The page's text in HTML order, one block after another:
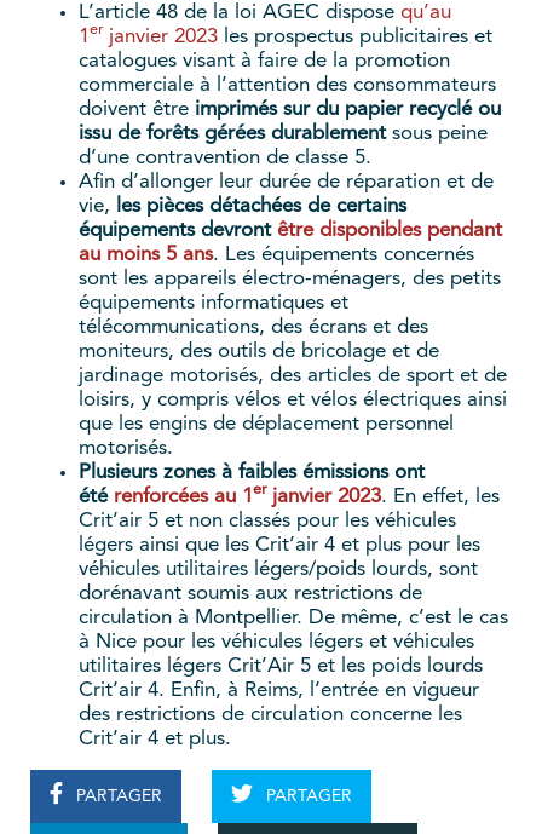
L’article 48 de la loi AGEC dispose qu’au
1 er janvier 2023 les prospectus publicitaires et
catalogues visant à faire de la promotion
commerciale à l’attention des consommateurs
doivent être imprimés sur du papier recyclé ou
issu de forêts gérées durablement sous peine
d’une contravention de classe 5.
Afin d’allonger leur durée de réparation et de
vie, les pièces détachées de certains
équipements devront être disponibles pendant
au moins 5 ans. Les équipements concernés
sont les appareils électro-ménagers, des petits
équipements informatiques et
télécommunications, des écrans et des
moniteurs, des outils de bricolage et de
jardinage motorisés, des articles de sport et de
loisirs, y compris vélos et vélos électriques ainsi
que les engins de déplacement personnel
motorisés.
Plusieurs zones à faibles émissions ont
été renforcées au 1 er janvier 2023. En effet, les
Crit’air 5 et non classés pour les véhicules
légers ainsi que les Crit’air 4 et plus pour les
véhicules utilitaires légers/poids lourds, sont
dorénavant soumis aux restrictions de
circulation à Montpellier. De même, c’est le cas
à Nice pour les véhicules légers et véhicules
utilitaires légers Crit’Air 5 et les poids lourds
Crit’air 4. Enfin, à Reims, l’entrée en vigueur
des restrictions de circulation concerne les
Crit’air 4 et plus.
PARTAGER PARTAGER